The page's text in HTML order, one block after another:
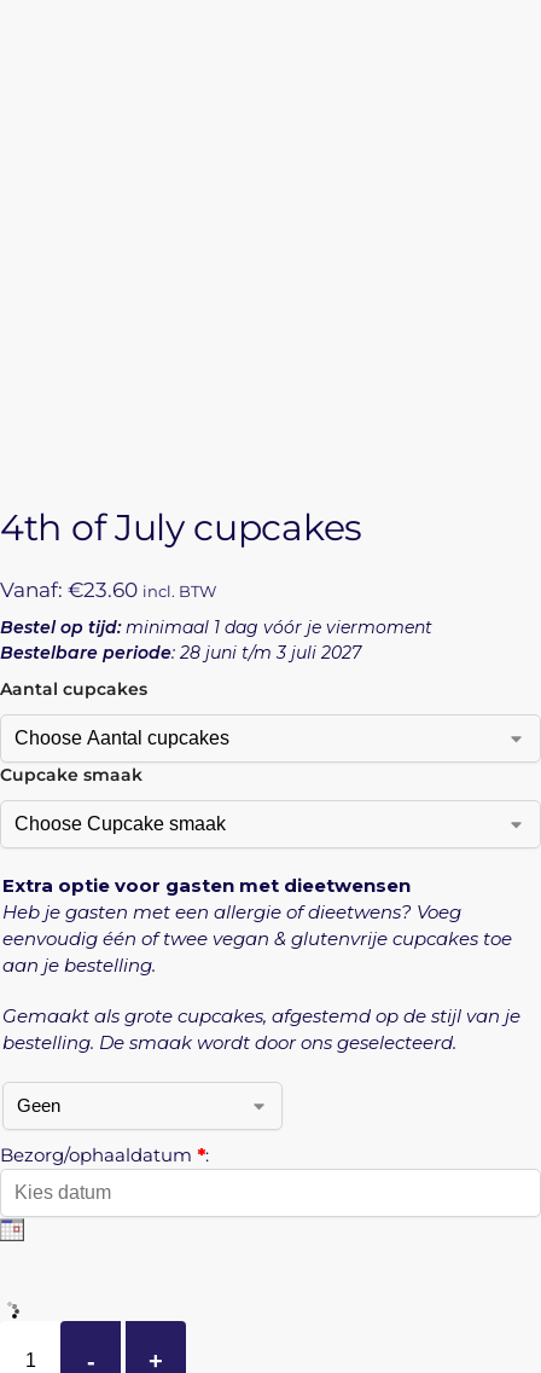
4th of July cupcakes
Vanaf: €23.60 incl. BTW
Bestel op tijd: minimaal 1 dag vóór je viermoment
Bestelbare periode: 28 juni t/m 3 juli 2027
Aantal cupcakes
Cupcake smaak
Extra optie voor gasten met dieetwensen
Heb je gasten met een allergie of dieetwens? Voeg
eenvoudig één of twee vegan & glutenvrije cupcakes toe
aan je bestelling.
Gemaakt als grote cupcakes, afgestemd op de stijl van je
bestelling. De smaak wordt door ons geselecteerd.
Bezorg/ophaaldatum *:
- +